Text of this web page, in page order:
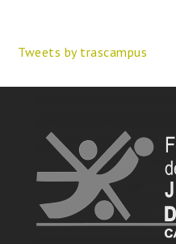
Tweets by trascampus